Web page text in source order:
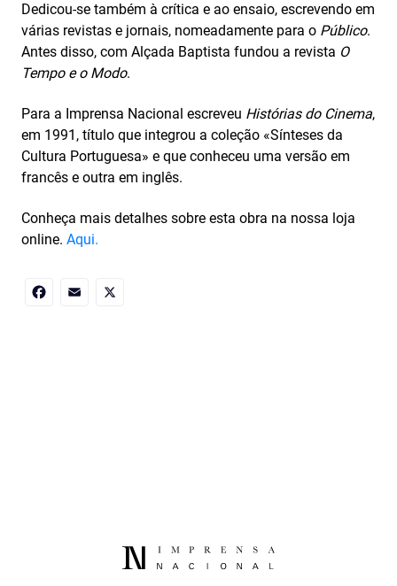
Dedicou-se também à crítica e ao ensaio, escrevendo em
várias revistas e jornais, nomeadamente para o Público.
Antes disso, com Alçada Baptista fundou a revista O
Tempo e o Modo.
Para a Imprensa Nacional escreveu Histórias do Cinema,
em 1991, título que integrou a coleção «Sínteses da
Cultura Portuguesa» e que conheceu uma versão em
francês e outra em inglês.
Conheça mais detalhes sobre esta obra na nossa loja
online. Aqui.